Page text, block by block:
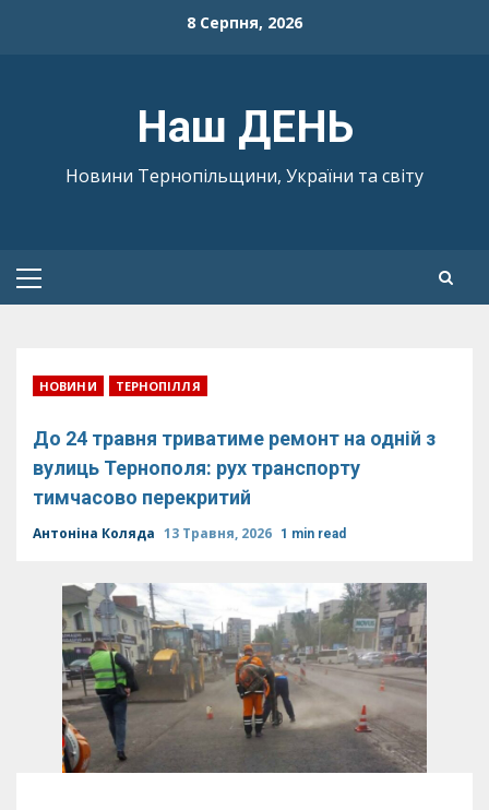
8 Серпня, 2026
Наш ДЕНЬ
Новини Тернопільщини, України та світу
Primary
НОВИНИ ТЕРНОПІЛЛЯ
До 24 травня триватиме ремонт на одній з
вулиць Тернополя: рух транспорту
тимчасово перекритий
Антоніна Коляда 13 Травня, 2026 1 min read